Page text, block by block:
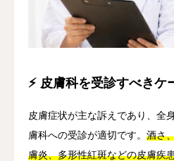
⚡ 皮膚科を受診すべきケ
皮膚症状が主な訴えであり、全
膚科への受診が適切です。 酒さ
膚炎、多形性紅斑などの皮膚疾